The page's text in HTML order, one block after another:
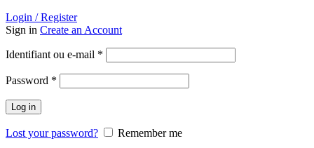
Login / Register
Sign in Create an Account
Identifiant ou e-mail *
Password *
Log in
Lost your password?
Remember me